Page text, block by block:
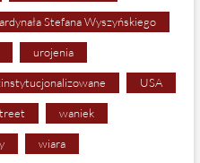
Stefana Wyszyńskiego
urojenia
USA
waniek
wiara